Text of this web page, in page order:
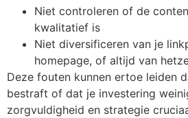
Niet controleren of de
kwalitatief is
Niet diversificeren van je
homepage, of altijd van
Deze fouten kunnen ertoe leiden
bestraft of dat je investering
zorgvuldigheid en strategie